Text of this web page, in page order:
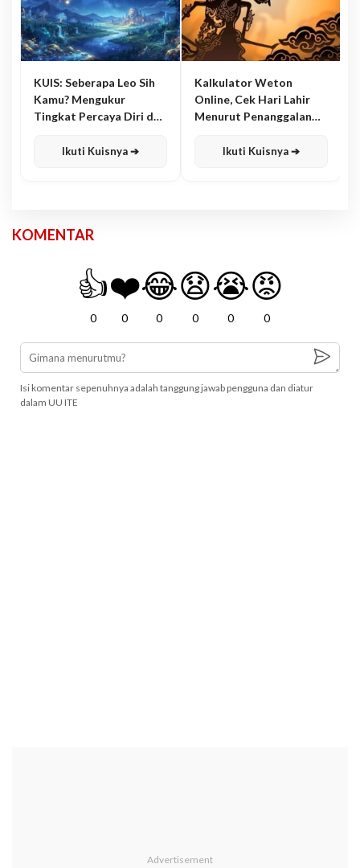
KUIS: Seberapa Leo Sih
Kamu? Mengukur
Tingkat Percaya Diri dan
Ikuti Kuisnya ➔
Kalkulator Weton
Online, Cek Hari Lahir
Menurut Penanggalan
Ikuti Kuisnya ➔
KOMENTAR
👍
0
❤️
0
😂
0
😧
0
😭
0
😡
0
Isi komentar sepenuhnya adalah tanggung jawab pengguna dan diatur
dalam UU ITE